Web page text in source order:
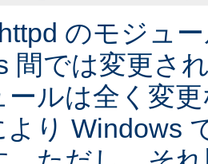
のモジュ
間では変更さ
ールは全く変
より Windows